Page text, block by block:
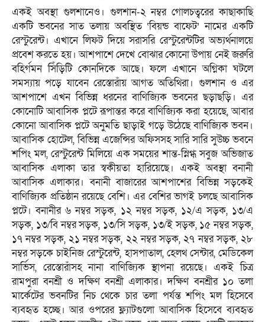
একই অবস্থা গুলশানেও। গুলশান-২ নম্বর গোলচত্বরের কাছাকাছি
একটি ভবনের সাত তলায় অবস্থিত ‘বিয়ন্ড বাফেট’ নামের একটি
রেস্টুরেন্ট। এখানে লিফট দিয়ে সরাসরি রেস্টুরেন্টটির অভ্যর্থনালয়ে
প্রবেশ করতে হয়। আশপাশে দেখে বোঝার কোনো উপায় নেই জরুরি
বহির্গমন সিঁড়িটি কোনদিকে আছে। ফলে এখানে অগ্নিকা ঘটলে
সমস্যায় পড়ে যাবেন রেস্তোরাঁয় আগত অতিথিরা। গুলশান ও এর
আশপাশে এখন বিভিন্ন ধরনের বাণিজ্যিক ভবনের ছড়াছড়ি। এর
কোনোটি আবাসিক প্লটে রূপান্তর করে বাণিজ্যিক করা হয়েছে, আবার
কোনো আবাসিক প্লটে অনুমতি ছাড়াই গড়ে উঠেছে বাণিজ্যিক ভবন।
আবাসিক হোটেল, বিভিন্ন এজেন্সির অফিসসহ সারি সারি সুউচ্চ ভবনে
শপিং মল, রেস্টুরেন্ট মিলিয়ে এক সময়ের শান্ত-স্নিগ্ধ সবুজ অভিজাত
আবাসিক এলাকা তার স্বকীয়তা হারিয়েছে। একই অবস্থা বনানী
আবাসিক এলাকার। বনানী বাজারের আশপাশের বিভিন্ন সড়কেই
বাণিজ্যিক প্রতিষ্ঠান রয়েছে বেশি। এর বেশির ভাগই চলছে আবাসিক
প্লটে। বনানীর ৬ নম্বর সড়ক, ১২ নম্বর সড়ক, ১২/এ সড়ক, ১৩/এ
সড়ক, ১৩/বি নম্বর সড়ক, ১৩/সি সড়ক, ১৩/ই সড়ক, ১৫ নম্বর সড়ক,
১৭ নম্বর সড়ক, ২১ নম্বর সড়ক, ২২ নম্বর সড়ক, ২৭ নম্বর সড়ক, ২৮
নম্বর সড়কে চাইনিজ রেস্টুরেন্ট, হাসপাতাল, হেলথ সেন্টার, মেডিকেল
সার্ভিস, রেস্তোরাঁসহ নানা বাণিজ্যিক স্থাপনা রয়েছে। একই চিত্র
রামপুরা বনশ্রী ও দক্ষিণ বনশ্রী এলাকার। দক্ষিণ বনশ্রীর ১০ তলা
মার্কেটের ভবনটির নিচ থেকে চার তলা পর্যন্ত শপিং মল হিসেবে
ব্যবহৃত হচ্ছে। আর ওপরের ফ্ল্যাটগুলো আবাসিক হিসেবে ব্যবহৃত